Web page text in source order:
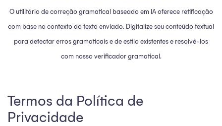
O utilitário de correção gramatical baseado em IA oferece retificação
com base no contexto do texto enviado. Digitalize seu conteúdo textual
para detectar erros gramaticais e de estilo existentes e resolvê-los
com nosso verificador gramatical.
Termos da Política de
Privacidade